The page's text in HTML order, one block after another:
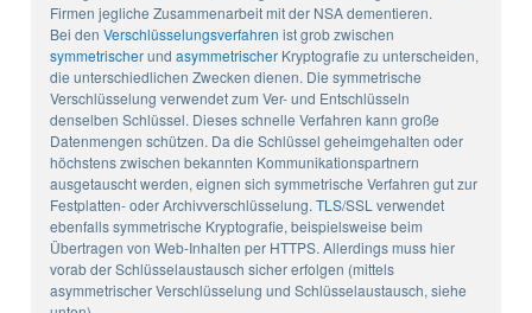
Firmen jegliche Zusammenarbeit mit der NSA dementieren.
Bei den Verschlüsselungsverfahren ist grob zwischen
symmetrischer und asymmetrischer Kryptografie zu unterscheiden,
die unterschiedlichen Zwecken dienen. Die symmetrische
Verschlüsselung verwendet zum Ver- und Entschlüsseln
denselben Schlüssel. Dieses schnelle Verfahren kann große
Datenmengen schützen. Da die Schlüssel geheimgehalten oder
höchstens zwischen bekannten Kommunikationspartnern
ausgetauscht werden, eignen sich symmetrische Verfahren gut zur
Festplatten- oder Archivverschlüsselung.TLS/SSL verwendet
ebenfalls symmetrische Kryptografie, beispielsweise beim
Übertragen von Web-Inhalten per HTTPS. Allerdings muss hier
vorab der Schlüsselaustausch sicher erfolgen (mittels
asymmetrischer Verschlüsselung und Schlüsselaustausch, siehe